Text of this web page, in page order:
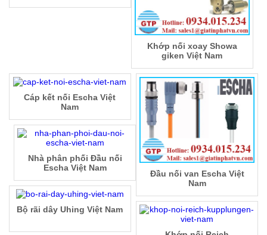
Khớp nối xoay Showa
giken Việt Nam
Đầu nối van Escha Việt
Nam
Cáp kết nối Escha Việt
Nam
Nhà phân phối Đầu nối
Escha Việt Nam
Bộ rãi dây Uhing Việt Nam